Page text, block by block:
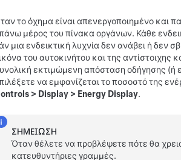
το όχημα είναι απενεργοποιημένο και
μέρος του πίνακα οργάνων. Κάθε
μια ενδεικτική λυχνία δεν ανάβει ή δεν
του αυτοκινήτου και της
εκτιμώμενη απόσταση οδήγησης (ή
να εμφανίζεται το ποσοστό της
> Display > Energy Display.
ΣΗΜΕΊΩΣΗ
Όταν θέλετε να προβλέψετε πότε θα
κατευθυντήριες γραμμές.